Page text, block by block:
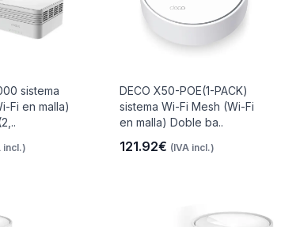
sistema
Fi en malla)
incl.)
DECO X50-POE(1-PACK)
sistema Wi-Fi Mesh (Wi-Fi
en malla) Doble ba..
121.92€ (IVA incl.)